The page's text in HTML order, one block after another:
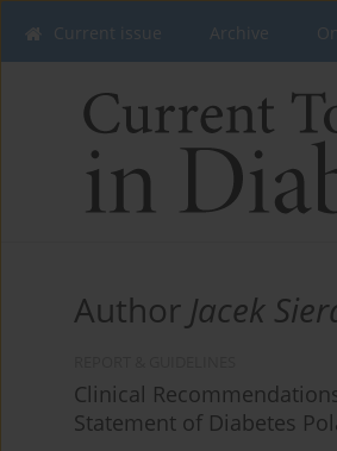
Current issue Archive
Author Jacek
Clinical
Statement of Diabetes